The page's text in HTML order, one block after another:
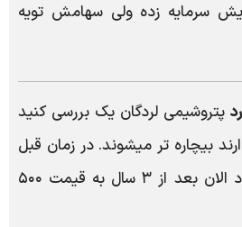
سرمایه زده ولی سهامش تویه
پتروشیمی لردگان یک بررسی کنید
بیچاره تر میشوند. در زمان قبل
از افتتاح ۲۰۰۰تومان بود الان بعد از ۳ سال به قیمت ۵۰۰